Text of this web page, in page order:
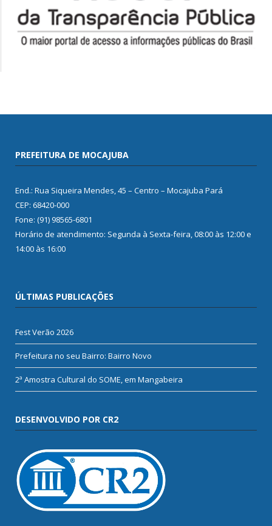
PREFEITURA DE MOCAJUBA
End.: Rua Siqueira Mendes, 45 – Centro – Mocajuba Pará
CEP: 68420-000
Fone: (91) 98565-6801
Horário de atendimento: Segunda à Sexta-feira, 08:00 às 12:00 e
14:00 às 16:00
ÚLTIMAS PUBLICAÇÕES
Fest Verão 2026
Prefeitura no seu Bairro: Bairro Novo
2ª Amostra Cultural do SOME, em Mangabeira
DESENVOLVIDO POR CR2